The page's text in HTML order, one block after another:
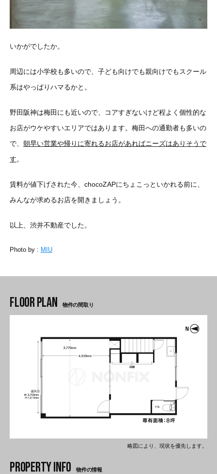
いかがでしたか。
周辺には小学校も多いので、子ども向けでも親向けでもスクール
系はやっぱりハマるかと。
野田阪神は梅田にも近いので、コアすぎないけど程よく個性的な
お店がウケやすいエリアではあります。梅田への通勤者も多いの
で、 朝早い営業や帰りに寄れるお店があればニーズはありそうで
す。
賃料が値下げされた今、chocoZAPにちょこっといかれる前に、
みんなが求めるお店を開きましょう。
以上、渋井不動産でした。
Photo by : MIU
物件の間取り
略図により、現状を優先します。
物件の情報